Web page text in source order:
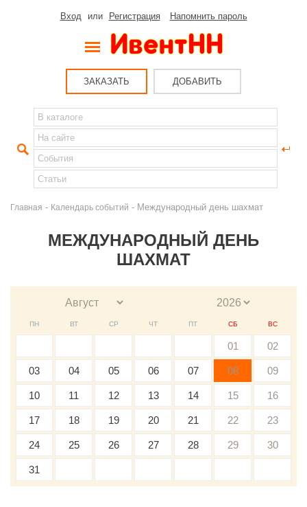
Вход или Регистрация Напомнить пароль
ЗАКАЗАТЬ ДОБАВИТЬ
Главная - Календарь событий - Международный день шахмат
МЕЖДУНАРОДНЫЙ ДЕНЬ
ШАХМАТ
ПН ВТ СР ЧТ ПТ СБ ВС
01 02
03 04 05 06 07 08 09
10 11 12 13 14 15 16
17 18 19 20 21 22 23
24 25 26 27 28 29 30
31